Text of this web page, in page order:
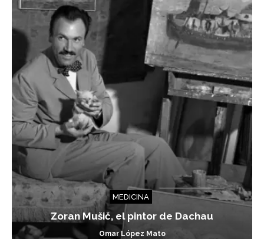
MEDICINA
Zoran Mušič, el pintor de Dachau
Omar López Mato